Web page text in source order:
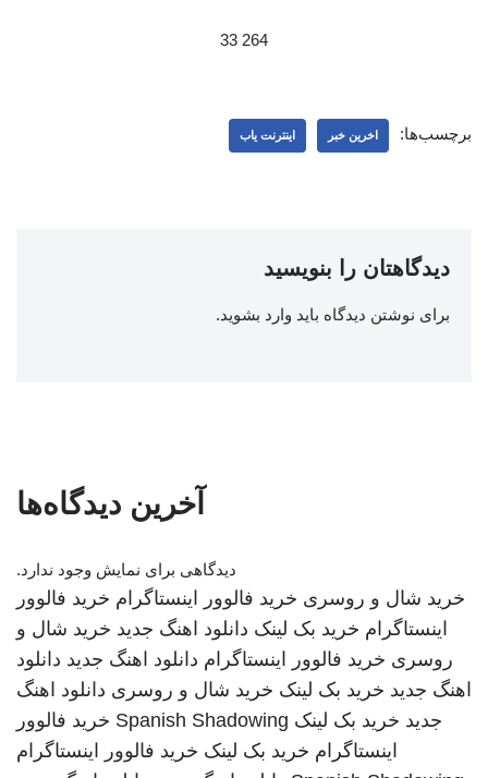
264 33
برچسب‌ها: اخرین خبر اینترنت یاب
دیدگاهتان را بنویسید
برای نوشتن دیدگاه باید وارد بشوید.
آخرین دیدگاه‌ها
دیدگاهی برای نمایش وجود ندارد.
خرید شال و روسری خرید فالوور اینستاگرام خرید فالوور
اینستاگرام خرید بک لینک دانلود اهنگ جدید خرید شال و
روسری خرید فالوور اینستاگرام دانلود اهنگ جدید دانلود
اهنگ جدید خرید بک لینک خرید شال و روسری دانلود اهنگ
جدید خرید بک لینک Spanish Shadowing خرید فالوور
اینستاگرام خرید بک لینک خرید فالوور اینستاگرام